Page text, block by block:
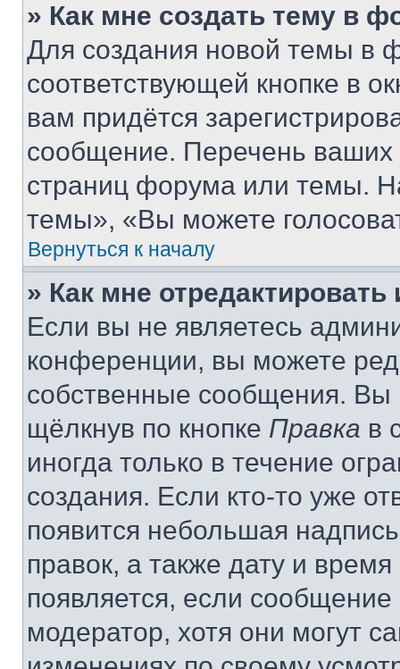
» Как мне создать тему в
Для создания новой темы в
соответствующей кнопке в
вам придётся
сообщение. Перечень ваших
страниц форума или темы.
темы», «Вы можете
Вернуться к началу
» Как мне
Если вы не являетесь
конференции, вы можете
собственные сообщения. Вы
щёлкнув по кнопке Правка в
иногда только в течение
создания. Если кто-то уже
появится небольшая
правок, а также дату и
появляется, если
модератор, хотя они могут